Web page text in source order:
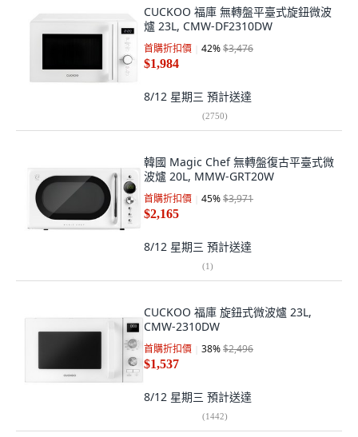
CUCKOO 福庫 無轉盤平臺式旋鈕微波
爐 23L, CMW-DF2310DW
首購折扣價 42%$3,476
$1,984
8/12 星期三 預計送達
(2750)
韓國 Magic Chef 無轉盤復古平臺式微
波爐 20L, MMW-GRT20W
首購折扣價 45%$3,971
$2,165
8/12 星期三 預計送達
(1)
CUCKOO 福庫 旋鈕式微波爐 23L,
CMW-2310DW
首購折扣價 38%$2,496
$1,537
8/12 星期三 預計送達
(1442)